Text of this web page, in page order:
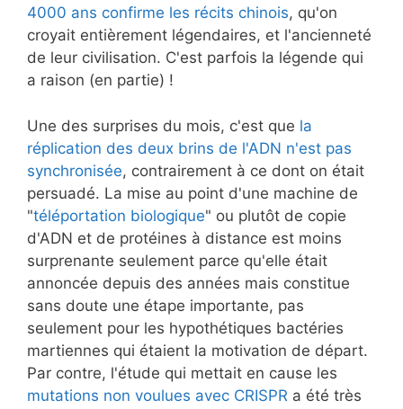
4000 ans confirme les récits chinois, qu'on
croyait entièrement légendaires, et l'ancienneté
de leur civilisation. C'est parfois la légende qui
a raison (en partie) !
Une des surprises du mois, c'est que la
réplication des deux brins de l'ADN n'est pas
synchronisée, contrairement à ce dont on était
persuadé. La mise au point d'une machine de
"téléportation biologique" ou plutôt de copie
d'ADN et de protéines à distance est moins
surprenante seulement parce qu'elle était
annoncée depuis des années mais constitue
sans doute une étape importante, pas
seulement pour les hypothétiques bactéries
martiennes qui étaient la motivation de départ.
Par contre, l'étude qui mettait en cause les
mutations non voulues avec CRISPR a été très